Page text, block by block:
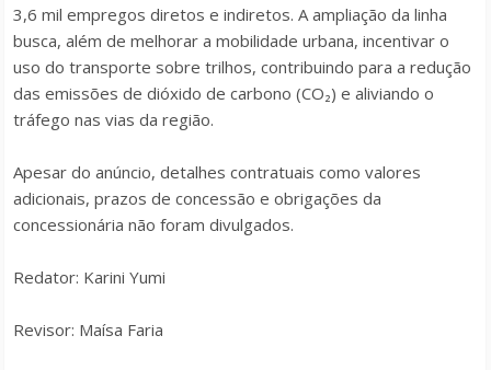
3,6 mil empregos diretos e indiretos. A ampliação da linha
busca, além de melhorar a mobilidade urbana, incentivar o
uso do transporte sobre trilhos, contribuindo para a redução
das emissões de dióxido de carbono (CO₂) e aliviando o
tráfego nas vias da região.
Apesar do anúncio, detalhes contratuais como valores
adicionais, prazos de concessão e obrigações da
concessionária não foram divulgados.
Redator: Karini Yumi
Revisor: Maísa Faria